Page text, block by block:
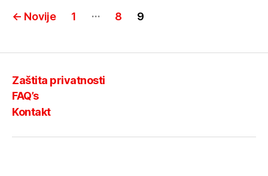
Brojevi
objava
← Novije 1 … 8 9
Zaštita privatnosti
FAQ’s
Kontakt